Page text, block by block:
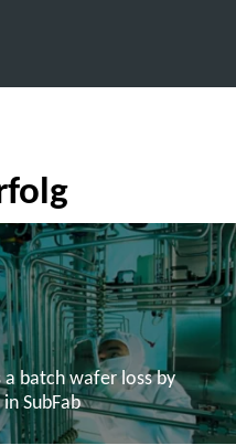
a batch wafer loss by
SubFab